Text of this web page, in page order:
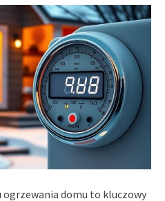
domu to kluczowy